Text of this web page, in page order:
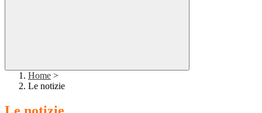
Home >
Le notizie